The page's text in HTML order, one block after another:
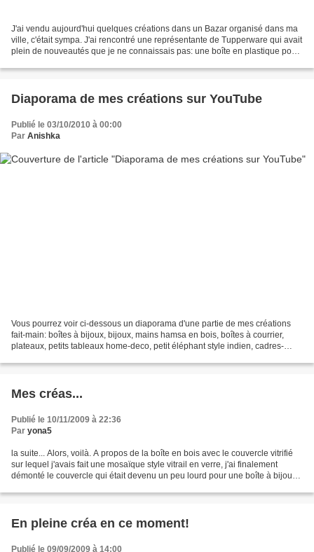
J'ai vendu aujourd'hui quelques créations dans un Bazar organisé dans ma
ville, c'était sympa. J'ai rencontré une représentante de Tupperware qui avait
plein de nouveautés que je ne connaissais pas: une boîte en plastique pour
Diaporama de mes créations sur YouTube
Publié le 03/10/2010 à 00:00
Par Anishka
Vous pourrez voir ci-dessous un diaporama d'une partie de mes créations
fait-main: boîtes à bijoux, bijoux, mains hamsa en bois, boîtes à courrier,
plateaux, petits tableaux home-deco, petit éléphant style indien, cadres-
Mes créas...
Publié le 10/11/2009 à 22:36
Par yona5
la suite... Alors, voilà. A propos de la boîte en bois avec le couvercle vitrifié
sur lequel j'avais fait une mosaïque style vitrail en verre, j'ai finalement
démonté le couvercle qui était devenu un peu lourd pour une boîte à bijoux
En pleine créa en ce moment!
Publié le 09/09/2009 à 14:00